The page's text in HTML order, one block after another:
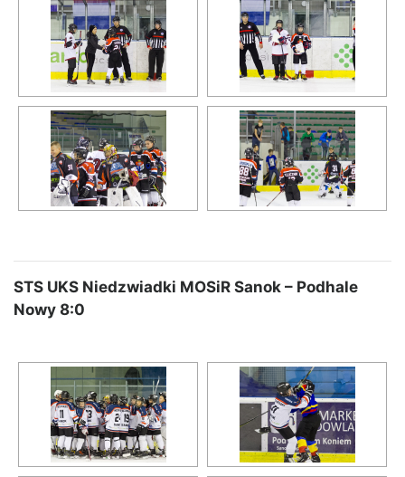
STS UKS Niedzwiadki MOSiR Sanok – Podhale
Nowy 8:0